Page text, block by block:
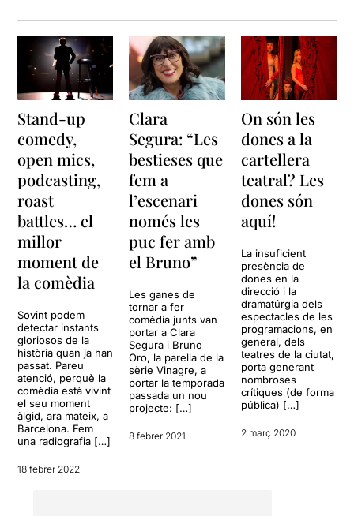
Un espectacle d'humor que
no vol enganyar a ningú,
perquè es tracta d'una
enorme pallassada, que pot
agradar o no, depenent de
les ganes que tingui
l'espectador de jugar al joc
que els dos intèrprets els
proposa.
Nosaltres no som massa
d'espectacles humorístics,
peròper sort ahir vàrem
voler jugar amb ells i ens ho
vàrem passar de conya.
Potser també va influir que
vam veure l'espectacle
gairebé asseguts dins de
l'escenari, i que teníem a
tocar als actors per gaudir al
màxim la seva gestualitat.
Per poder veure la ressenya
original, només cal clicar en
aquest
Stand-up
comedy,
open mics,
podcasting,
roast
battles… el
millor
moment de
la comèdia
Sovint podem
detectar instants
gloriosos de la
història quan ja han
passat. Pareu
atenció, perquè la
comèdia està vivint
el seu moment
àlgid, ara mateix, a
Barcelona. Fem
una radiografia […]
18 febrer 2022
Clara
Segura: “Les
bestieses que
fem a
l’escenari
només les
puc fer amb
el Bruno”
Les ganes de
tornar a fer
comèdia junts van
portar a Clara
Segura i Bruno
Oro, la parella de la
sèrie Vinagre, a
portar la temporada
passada un nou
projecte: […]
8 febrer 2021
On són les
dones a la
cartellera
teatral? Les
dones són
aquí!
La insuficient
presència de
dones en la
direcció i la
dramatúrgia dels
espectacles de les
programacions, en
general, dels
teatres de la ciutat,
porta generant
nombroses
crítiques (de forma
pública) […]
2 març 2020